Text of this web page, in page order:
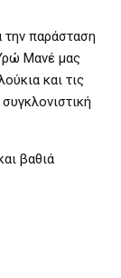
παράσταση
Μανέ μας
και τις
βαθιά